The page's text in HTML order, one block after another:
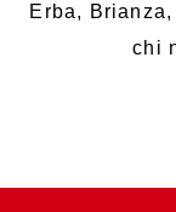
Erba,
chi